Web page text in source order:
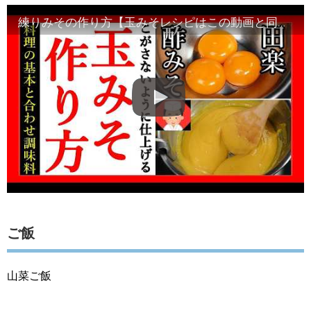
練りみその作り方【玉みそレシピはこの動画と同じ手順で完了します】Japanese food#和食レシピ日本料理案内所
ご飯
山菜ご飯